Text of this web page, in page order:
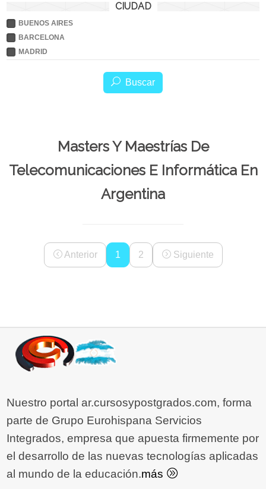
CIUDAD
BUENOS AIRES
BARCELONA
MADRID
Buscar
Masters Y Maestrías De
Telecomunicaciones E Informática En
Argentina
Anterior 1 2 Siguiente
Nuestro portal ar.cursosypostgrados.com, forma
parte de Grupo Eurohispana Servicios
Integrados, empresa que apuesta firmemente por
el desarrollo de las nuevas tecnologías aplicadas
al mundo de la educación.más